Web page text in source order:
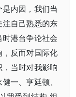
内因，我们当
自己熟悉的东
港台争论社会
反而对国际化
当时对我影响
一、亨廷顿、